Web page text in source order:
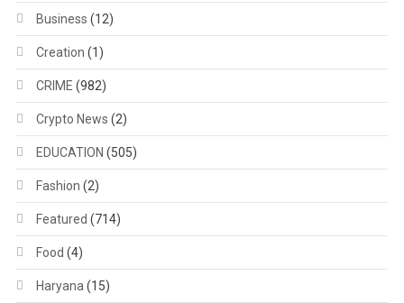
Business (12)
Creation (1)
CRIME (982)
Crypto News (2)
EDUCATION (505)
Fashion (2)
Featured (714)
Food (4)
Haryana(15)